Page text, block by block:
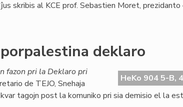
skribis al KCE prof. Sebastien Moret, prezidanto
deklaro
HeKo 904 5-B,
fazon pri la Deklaro pri
de TEJO, Snehaja
tagojn post la komuniko pri sia demisio el la